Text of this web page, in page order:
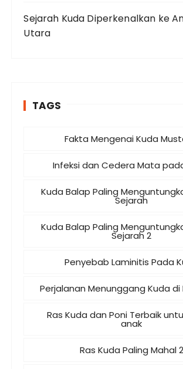
Sejarah Kuda Diperkenalkan ke
Utara
TAGS
Fakta Mengenai Kuda
Infeksi dan Cedera Mata
Kuda Balap Paling
Sejarah
Kuda Balap Paling
Sejarah 2
Penyebab Laminitis Pada
Perjalanan Menunggang Kuda
Ras Kuda dan Poni Terbaik
anak
Ras Kuda Paling Mahal 2